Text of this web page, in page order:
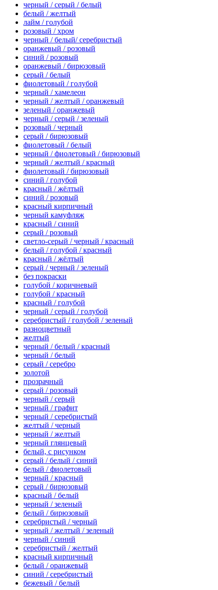
черный / серый / белый
белый / желтый
лайм / голубой
розовый / хром
черный / белый/ серебристый
оранжевый / розовый
синий / розовый
оранжевый / бирюзовый
серый / белый
фиолетовый / голубой
черный / хамелеон
черный / желтый / оранжевый
зеленый / оранжевый
черный / серый / зеленый
розовый / черный
серый / бирюзовый
фиолетовый / белый
черный / фиолетовый / бирюзовый
черный / желтый / красный
фиолетовый / бирюзовый
синий / голубой
красный / жёлтый
синий / розовый
красный кирпичный
черный камуфляж
красный / синий
серый / розовый
светло-серый / черный / красный
белый / голубой / красный
красный / жёлтый
серый / черный / зеленый
без покраски
голубой / коричневый
голубой / красный
красный / голубой
черный / серый / голубой
серебристый / голубой / зеленый
разноцветный
желтый
черный / белый / красный
черный / белый
серый / серебро
золотой
прозрачный
серый / розовый
черный / серый
черный / графит
черный / серебристый
желтый / черный
черный / желтый
черный глянцевый
белый, с рисунком
серый / белый / синий
белый / фиолетовый
черный / красный
серый / бирюзовый
красный / белый
черный / зеленый
белый / бирюзовый
серебристый / черный
черный / желтый / зеленый
черный / синий
серебристый / желтый
красный кирпичный
белый / оранжевый
синий / серебристый
бежевый / белый